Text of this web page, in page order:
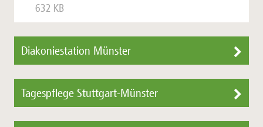
632 KB
Diakoniestation Münster
Tagespflege Stuttgart-Münster